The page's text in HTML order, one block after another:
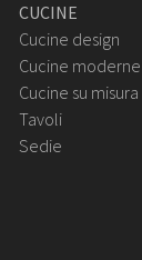
CUCINE
Cucine design
Cucine moderne
Cucine su misura
Tavoli
Sedie